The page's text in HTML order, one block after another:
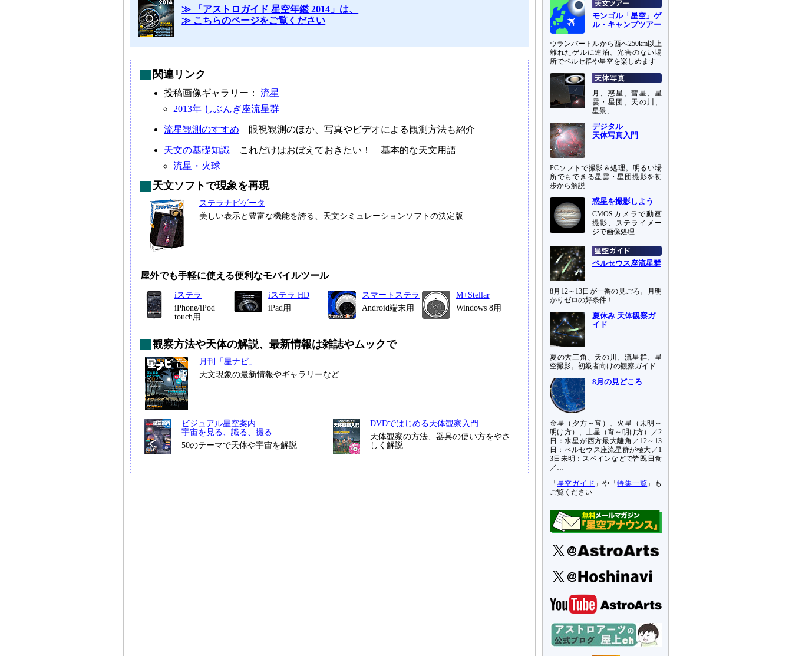
≫ 「アストロガイド 星空年鑑 2014」は、
≫ こちらのページをご覧ください
関連リンク
投稿画像ギャラリー： 流星
2013年 しぶんぎ座流星群
流星観測のすすめ 眼視観測のほか、写真やビデオによる観測方法も紹介
天文の基礎知識 これだけはおぼえておきたい！ 基本的な天文用語
流星・火球
天文ソフトで現象を再現
ステラナビゲータ
美しい表示と豊富な機能を誇る、天文シミュレーションソフトの決定版
屋外でも手軽に使える便利なモバイルツール
iステラ
iPhone/iPod
touch用
iステラ HD
iPad用
スマートステラ
Android端末用
M+Stellar
Windows 8用
観察方法や天体の解説、最新情報は雑誌やムックで
月刊「星ナビ」
天文現象の最新情報やギャラリーなど
ビジュアル星空案内
宇宙を見る、識る、撮る
50のテーマで天体や宇宙を解説
DVDではじめる天体観察入門
天体観察の方法、器具の使い方をやさ
しく解説
モンゴル「星空」ゲ
ル・キャンプツアー
ウランバートルから西へ250km以上
離れたゲルに連泊。光害のない場
所でペルセ群や星空を楽しめます
月、惑星、彗星、星
雲・星団、天の川、
星景、…
デジタル
天体写真入門
PCソフトで撮影＆処理。明るい場
所でもできる星雲・星団撮影を初
歩から解説
惑星を撮影しよう
CMOSカメラで動画
撮影、ステライメー
ジで画像処理
ペルセウス座流星群
8月12～13日が一番の見ごろ。月明
かりゼロの好条件！
夏休み 天体観察ガ
イド
夏の大三角、天の川、流星群、星
空撮影。初級者向けの観察ガイド
8月の見どころ
金星（夕方～宵）、火星（未明～
明け方）、土星（宵～明け方）／2
日：水星が西方最大離角／12～13
日：ペルセウス座流星群が極大／1
3日未明：スペインなどで皆既日食
／…
「 星空ガイド 」や「特集一覧 」も
ご覧ください